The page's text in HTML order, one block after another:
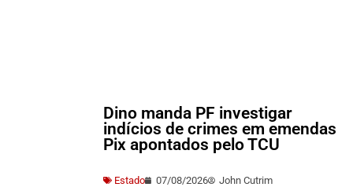
Dino manda PF investigar
indícios de crimes em emendas
Pix apontados pelo TCU
Estado 07/08/2026 John Cutrim